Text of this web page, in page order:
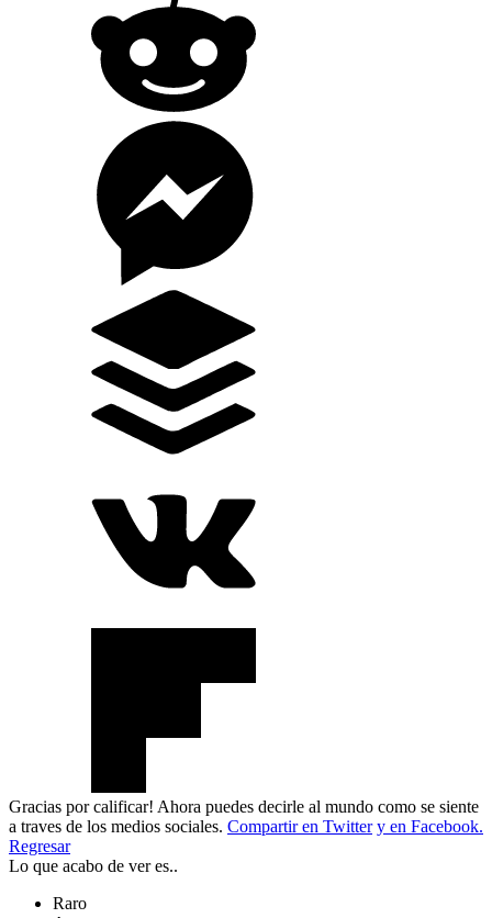
Gracias por calificar! Ahora puedes decirle al mundo como se siente
a traves de los medios sociales. Compartir en Twitter y en Facebook.
Regresar
Lo que acabo de ver es..
Raro